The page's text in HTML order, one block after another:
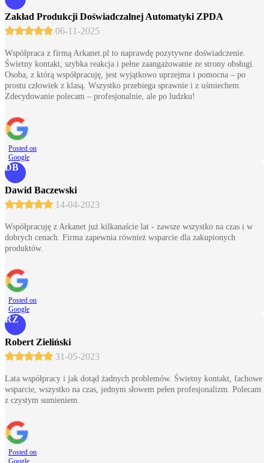
Zakład Produkcji Doświadczalnej Automatyki ZPDA
06-11-2025
Współpraca z firmą Arkanet.pl to naprawdę pozytywne doświadczenie.
Świetny kontakt, szybka reakcja i pełne zaangażowanie ze strony obsługi.
Osoba, z którą współpracuję, jest wyjątkowo uprzejma i pomocna – po
prostu człowiek z klasą. Wszystko przebiega sprawnie i z uśmiechem.
Zdecydowanie polecam – profesjonalnie, ale po ludzku!
Posted on
Google
DB
Dawid Baczewski
14-04-2023
Współpracuję z Arkanet już kilkanaście lat - zawsze wszystko na czas i w
dobrych cenach. Firma zapewnia również wsparcie dla zakupionych
produktów.
Posted on
Google
RZ
Robert Zieliński
31-05-2023
Lata współpracy i jak dotąd żadnych problemów. Świetny kontakt, fachowe
wsparcie, wszystko na czas, jednym słowem pełen profesjonalizm. Polecam
z czystym sumieniem.
Posted on